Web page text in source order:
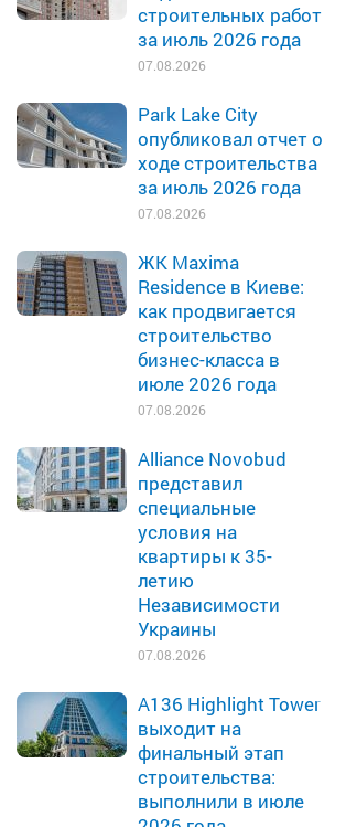
строительных работ
за июль 2026 года
07.08.2026
Park Lake City
опубликовал отчет о
ходе строительства
за июль 2026 года
07.08.2026
ЖК Maxima
Residence в Киеве:
как продвигается
строительство
бизнес-класса в
июле 2026 года
07.08.2026
Alliance Novobud
представил
специальные
условия на
квартиры к 35-
летию
Независимости
Украины
07.08.2026
A136 Highlight Tower
выходит на
финальный этап
строительства:
выполнили в июле